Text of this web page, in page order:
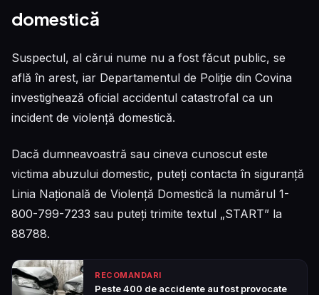
domestică
Suspectul, al cărui nume nu a fost făcut public, se
află în arest, iar Departamentul de Poliție din Covina
investighează oficial accidentul catastrofal ca un
incident de violență domestică.
Dacă dumneavoastră sau cineva cunoscut este
victima abuzului domestic, puteți contacta în siguranță
Linia Națională de Violență Domestică la numărul 1-
800-799-7233 sau puteți trimite textul „START” la
88788.
RECOMANDARI
Peste 400 de accidente au fost provocate